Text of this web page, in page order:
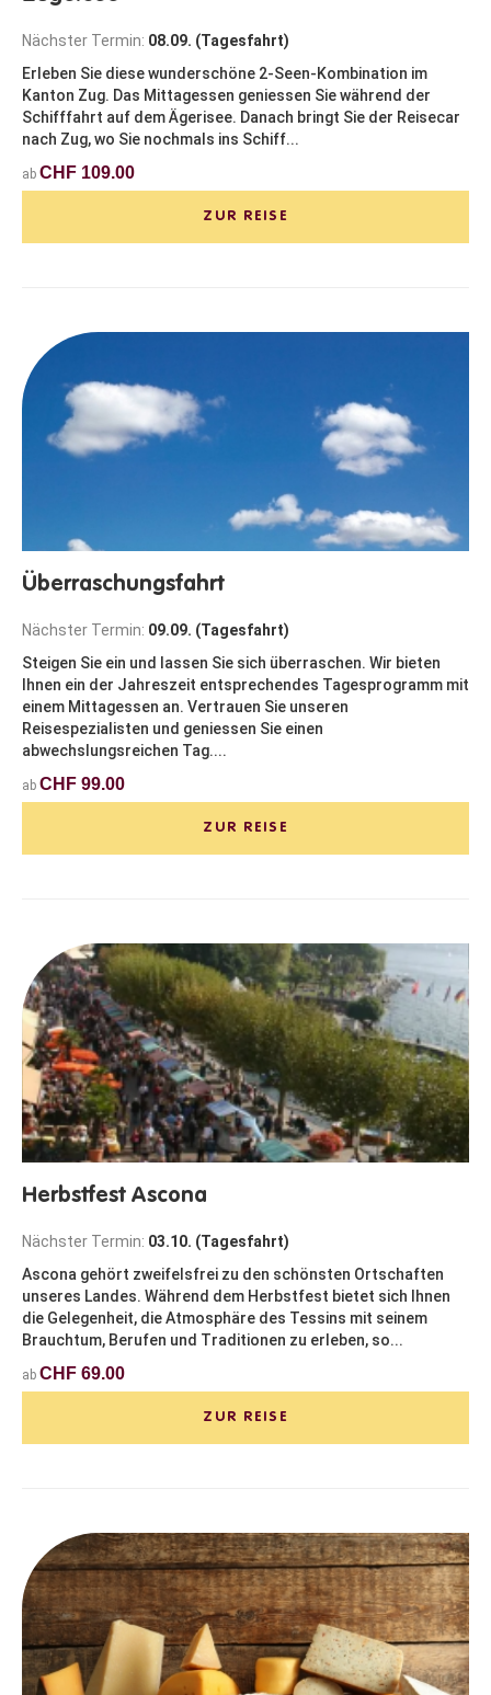
Nächster Termin: 08.09. (Tagesfahrt)
Erleben Sie diese wunderschöne 2-Seen-Kombination im
Kanton Zug. Das Mittagessen geniessen Sie während der
Schifffahrt auf dem Ägerisee. Danach bringt Sie der Reisecar
nach Zug, wo Sie nochmals ins Schiff...
ab CHF 109.00
ZUR REISE
Überraschungsfahrt
Nächster Termin: 09.09. (Tagesfahrt)
Steigen Sie ein und lassen Sie sich überraschen. Wir bieten
Ihnen ein der Jahreszeit entsprechendes Tagesprogramm mit
einem Mittagessen an. Vertrauen Sie unseren
Reisespezialisten und geniessen Sie einen
abwechslungsreichen Tag....
ab CHF 99.00
ZUR REISE
Herbstfest Ascona
Nächster Termin: 03.10. (Tagesfahrt)
Ascona gehört zweifelsfrei zu den schönsten Ortschaften
unseres Landes. Während dem Herbstfest bietet sich Ihnen
die Gelegenheit, die Atmosphäre des Tessins mit seinem
Brauchtum, Berufen und Traditionen zu erleben, so...
ab CHF 69.00
ZUR REISE